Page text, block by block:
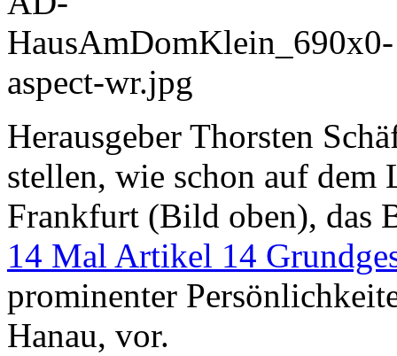
Herausgeber Thorsten
stellen, wie schon auf dem
Frankfurt (Bild oben), das
14 Mal Artikel 14
prominenter
Hanau, vor.